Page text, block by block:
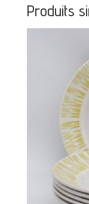
Produits